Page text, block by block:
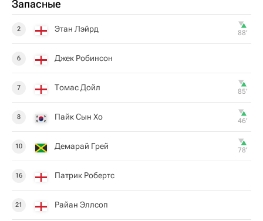
Запасные
2 Этан Лэйрд 88‎’‎
6 Джек Робинсон
7 Томас Дойл 85‎’‎
8 Пайк Сын Хо 46‎’‎
10 Демарай Грей 78‎’‎
16 Патрик Робертс
21 Райан Эллсоп